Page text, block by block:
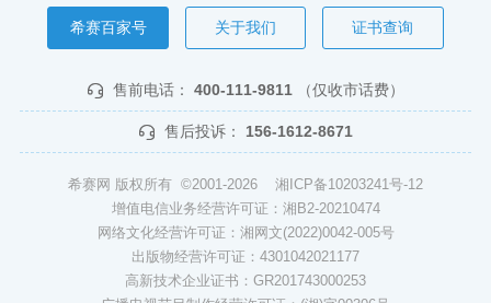
希赛百家号 关于我们 证书查询
售前电话： 400-111-9811 （仅收市话费）
售后投诉： 156-1612-8671
希赛网 版权所有 ©2001-2026 湘ICP备10203241号-12
增值电信业务经营许可证：湘B2-20210474
网络文化经营许可证：湘网文(2022)0042-005号
出版物经营许可证：4301042021177
高新技术企业证书：GR201743000253